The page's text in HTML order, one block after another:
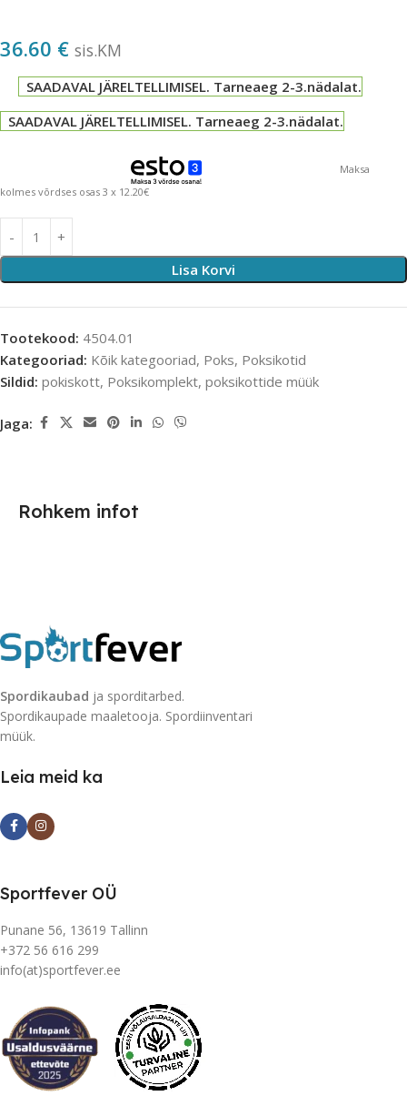
36.60 € sis.KM
SAADAVAL JÄRELTELLIMISEL. Tarneaeg 2-3.nädalat.
SAADAVAL JÄRELTELLIMISEL. Tarneaeg 2-3.nädalat.
Maksa
kolmes võrdses osas 3 x 12.20€
Lisa Korvi
Tootekood: 4504.01
Kategooriad: Kõik kategooriad, Poks, Poksikotid
Sildid: pokiskott, Poksikomplekt, poksikottide müük
Jaga:
Rohkem infot
Spordikaubad ja sporditarbed.
Spordikaupade maaletooja. Spordiinventari
müük.
Leia meid ka
Sportfever OÜ
Punane 56, 13619 Tallinn
+372 56 616 299
info(at)sportfever.ee